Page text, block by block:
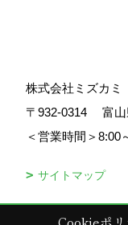
株式会社ミズカミ
〒932-0314
富
＜営業時間＞8:00
サイトマップ
Copyright (c)